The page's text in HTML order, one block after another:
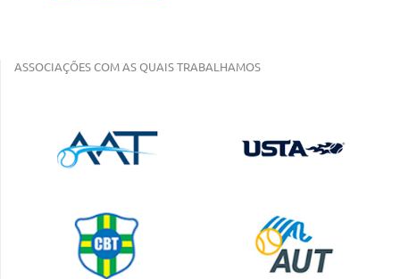
ASSOCIAÇÕES COM AS QUAIS TRABALHAMOS